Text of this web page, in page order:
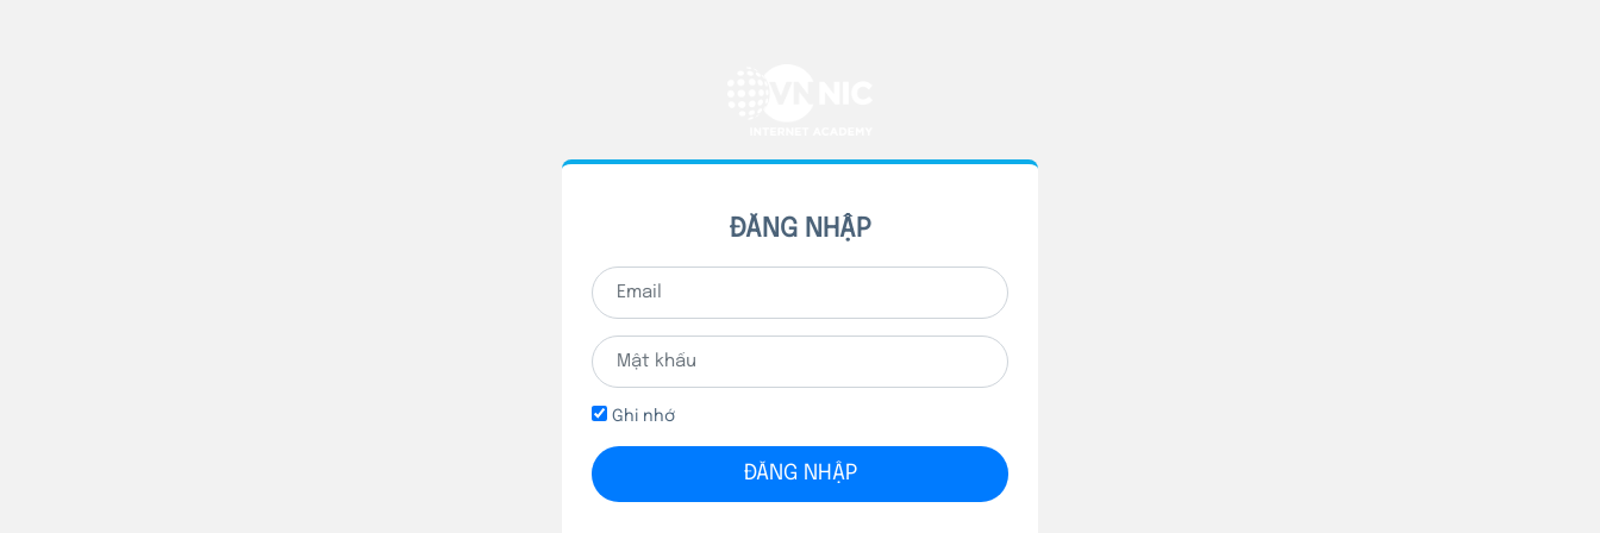
ĐĂNG NHẬP
Ghi nhớ
ĐĂNG NHẬP